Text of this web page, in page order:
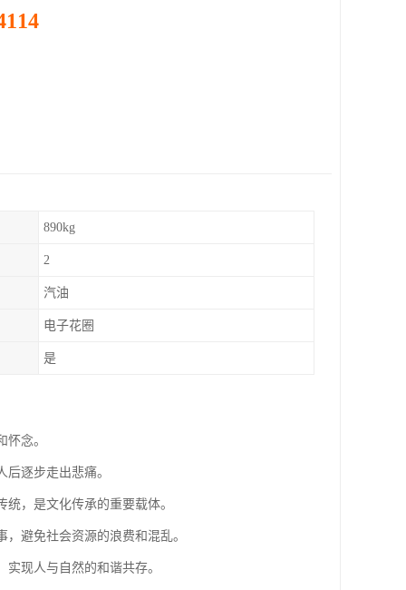
890kg
2
汽油
电子花圈
是
念。
逐步走出悲痛。
，是文化传承的重要载体。
避免社会资源的浪费和混乱。
现人与自然的和谐共存。